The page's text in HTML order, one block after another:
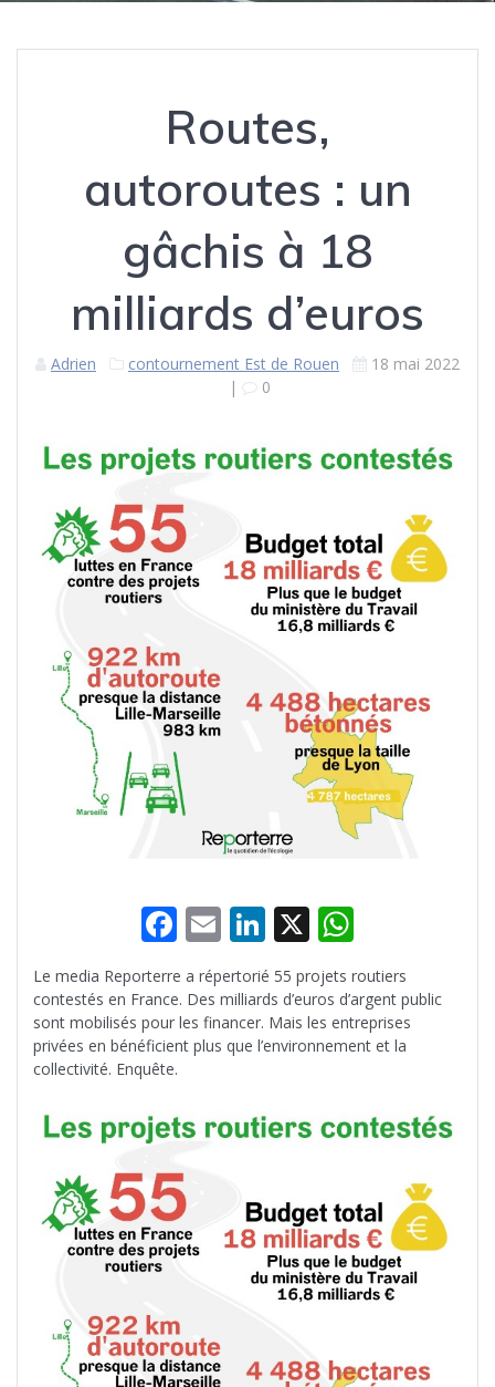
Routes,
autoroutes : un
gâchis à 18
milliards d’euros
Adrien contournement Est de Rouen
18 mai 2022
|
0
F
ac
e
b
o
k
E
m
ai
l
Li
n
k
e
dI
X
h
at
s
A
p
Le media Reporterre a répertorié 55 projets routiers
contestés en France. Des milliards d’euros d’argent public
sont mobilisés pour les financer. Mais les entreprises
privées en bénéficient plus que l’environnement et la
collectivité. Enquête.